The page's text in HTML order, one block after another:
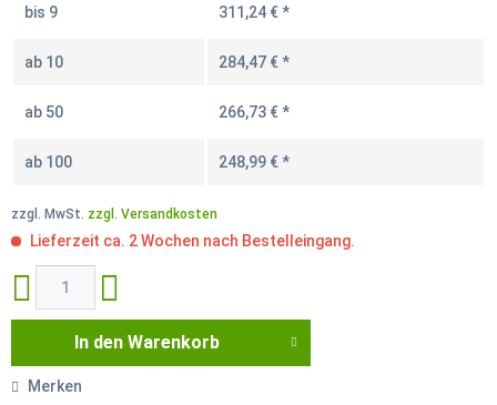
bis 9 311,24 € *
ab 10 284,47 € *
ab 50 266,73 € *
ab 100 248,99 € *
zzgl. MwSt. zzgl. Versandkosten
Lieferzeit ca. 2 Wochen nach Bestelleingang.
In den Warenkorb
Merken